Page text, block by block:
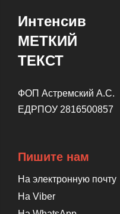
Интенсив
МЕТКИЙ
ТЕКСТ
ФОП Астремский А.С.
ЕДРПОУ 2816500857
Пишите нам
На электронную почту
На Viber